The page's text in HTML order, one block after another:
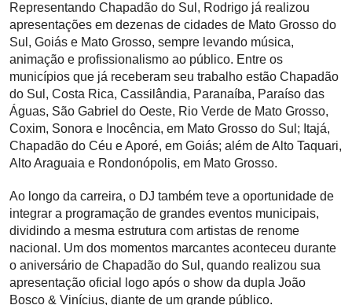
Representando Chapadão do Sul, Rodrigo já realizou
apresentações em dezenas de cidades de Mato Grosso do
Sul, Goiás e Mato Grosso, sempre levando música,
animação e profissionalismo ao público. Entre os
municípios que já receberam seu trabalho estão Chapadão
do Sul, Costa Rica, Cassilândia, Paranaíba, Paraíso das
Águas, São Gabriel do Oeste, Rio Verde de Mato Grosso,
Coxim, Sonora e Inocência, em Mato Grosso do Sul; Itajá,
Chapadão do Céu e Aporé, em Goiás; além de Alto Taquari,
Alto Araguaia e Rondonópolis, em Mato Grosso.
Ao longo da carreira, o DJ também teve a oportunidade de
integrar a programação de grandes eventos municipais,
dividindo a mesma estrutura com artistas de renome
nacional. Um dos momentos marcantes aconteceu durante
o aniversário de Chapadão do Sul, quando realizou sua
apresentação oficial logo após o show da dupla João
Bosco & Vinícius, diante de um grande público.